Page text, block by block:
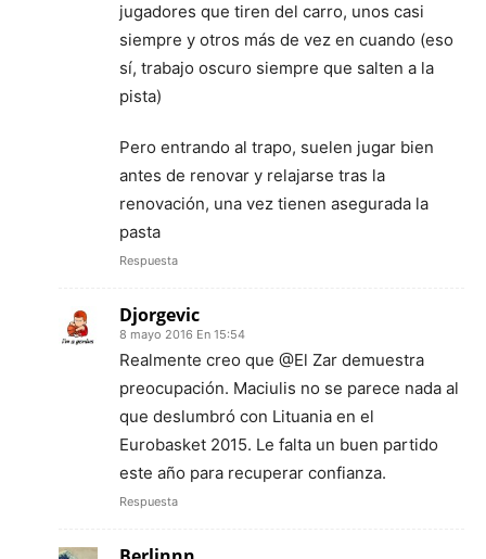
jugadores que tiren del carro, unos casi
siempre y otros más de vez en cuando (eso
sí, trabajo oscuro siempre que salten a la
pista)
Pero entrando al trapo, suelen jugar bien
antes de renovar y relajarse tras la
renovación, una vez tienen asegurada la
pasta
Respuesta
Djorgevic
8 mayo 2016 En 15:54
Realmente creo que @El Zar demuestra
preocupación. Maciulis no se parece nada al
que deslumbró con Lituania en el
Eurobasket 2015. Le falta un buen partido
este año para recuperar confianza.
Respuesta